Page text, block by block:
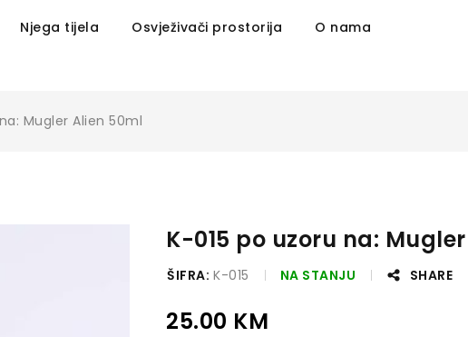
Njega tijela Osvježivači prostorija
O nama
Mugler Alien 50ml
K-015 po uzoru na:
ŠIFRA: K-015 NA STANJU SHARE
25.00 KM